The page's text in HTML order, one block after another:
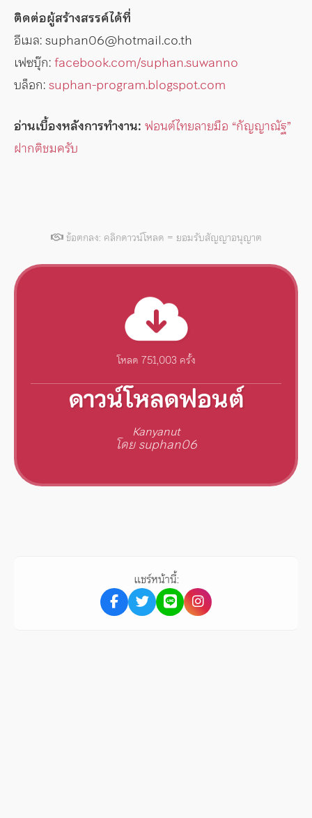
ติดต่อผู้สร้างสรรค์ได้ที่
อีเมล: suphan06@hotmail.co.th
เฟซบุ๊ก:facebook.com/suphan.suwanno
บล็อก:suphan-program.blogspot.com
อ่านเบื้องหลังการทำงาน: ฟอนต์ไทยลายมือ “กัญญาณัฐ”
ฝากติชมครับ
ข้อตกลง: คลิกดาวน์โหลด = ยอมรับสัญญาอนุญาต
โหลด 751,003 ครั้ง
ดาวน์โหลดฟอนต์
Kanyanut
โดย suphan06
แชร์หน้านี้: